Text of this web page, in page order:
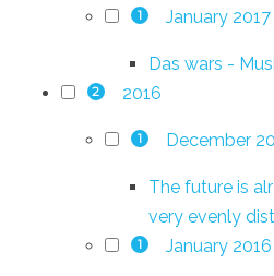
1 January 2017
Das wars -
2 2016
1 December
The future is
very evenly
1 January 2016